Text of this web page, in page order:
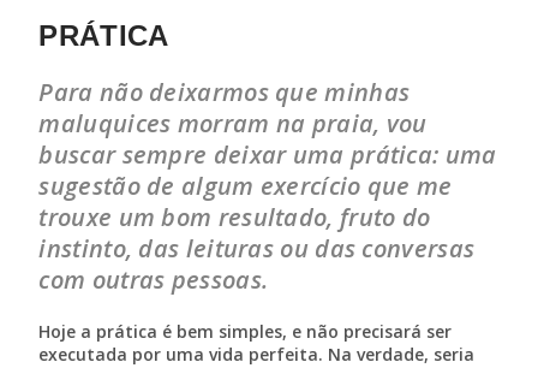
PRÁTICA
Para não deixarmos que minhas
maluquices morram na praia, vou
buscar sempre deixar uma prática: uma
sugestão de algum exercício que me
trouxe um bom resultado, fruto do
instinto, das leituras ou das conversas
com outras pessoas.
Hoje a prática é bem simples, e não precisará ser
executada por uma vida perfeita. Na verdade, seria